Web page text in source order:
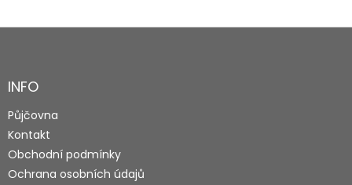
Z
aINFO
Půjčovna
Kontakt
Obchodní podmínky
Ochrana osobních údajů